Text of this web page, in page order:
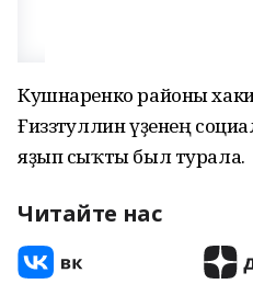
Кушнаренко районы
Ғиззәтуллин үҙенең социаль
яҙып сыҡты был турала.
Читайте нас